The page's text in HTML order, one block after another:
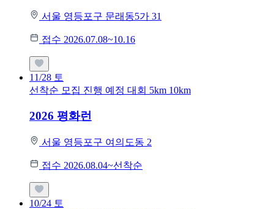
서울 영등포구 문래동5가 31
접수 2026.07.08~10.16
11/28 토
선착순 모집 진행 예정 대회 5km 10km
2026 평화런
서울 영등포구 여의도동 2
접수 2026.08.04~선착순
10/24 토